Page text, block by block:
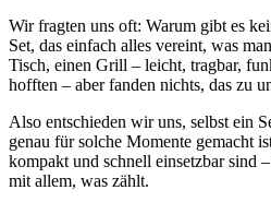
Wir fragten uns oft: Warum gibt es
Set, das einfach alles vereint, was
Tisch, einen Grill – leicht, tragbar,
hofften – aber fanden nichts, das zu
Also entschieden wir uns, selbst ein
genau für solche Momente gemacht
kompakt und schnell einsetzbar sind
mit allem, was zählt.